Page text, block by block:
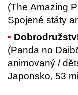
(The Amazing
Spojené státy
(Panda no
animovaný /
Japonsko, 53